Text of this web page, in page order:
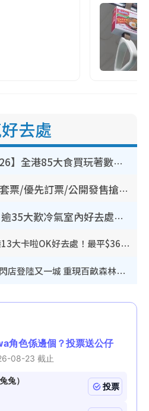
去處
【8月生日優惠2026】全港85大食買玩著數攻略 自助餐/火鍋放題同行免費＋誠品/DONKI送現金券
人夫集團｜Klook套票/優先訂票/公開發售搶飛攻略！附票價.購票連結.場地座位表
香港室內好去處｜逾35大歎冷氣室內好去處推介 室內活動免費避雨無懼落雨
唱K推介2026︱全港13大卡啦OK好去處！最平$36起 日文K都有！(附地址+收費詳情)
小熊維尼100週年快閃店登陸又一城 重現百畝森林經典場景／獨家限定盲盒登場／專屬DIY香水